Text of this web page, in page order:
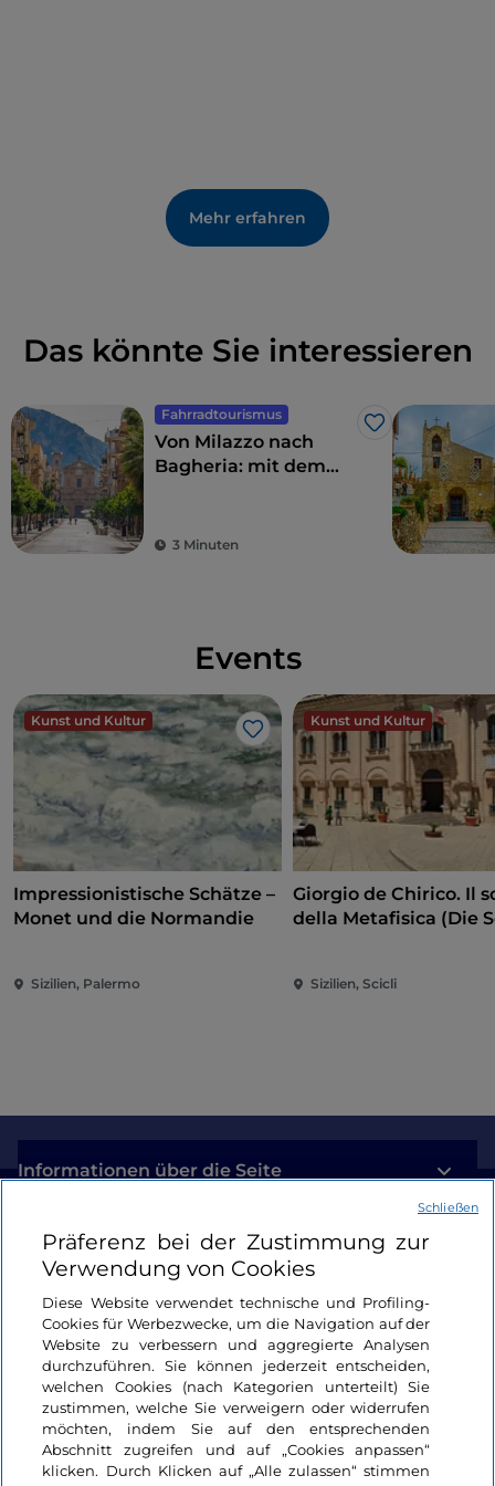
Mehr erfahren
Das könnte Sie interessieren
Fahrradtourismus
Like
Von Milazzo nach
Bagheria: mit dem
3 Minuten
Events
Kunst und Kultur
Like
Impressionistische Schätze –
Monet und die Normandie
Sizilien, Palermo
Kunst und Kultur
Giorgio de Chirico. Il
della Metafisica (Die
Sizilien, Scicli
Informationen über die Seite
Nützliche Links
Login
Bleiben wir in Kontakt
Präferenz bei der Zustimmung zur
Verwendung von Cookies
Diese Website verwendet technische und Profiling-
Cookies für Werbezwecke, um die Navigation auf der
Website zu verbessern und aggregierte Analysen
durchzuführen. Sie können jederzeit entscheiden,
welchen Cookies (nach Kategorien unterteilt) Sie
zustimmen, welche Sie verweigern oder widerrufen
möchten, indem Sie auf den entsprechenden
Abschnitt zugreifen und auf „Cookies anpassen“
klicken. Durch Klicken auf „Alle zulassen“ stimmen
Schließen